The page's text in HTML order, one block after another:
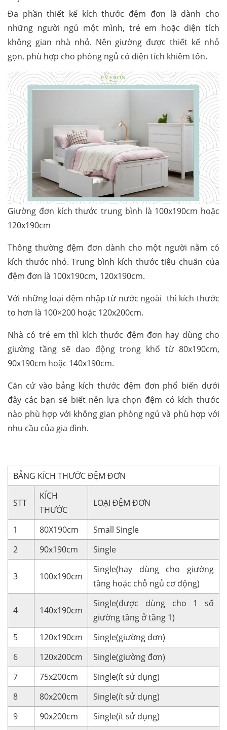
Đa phần thiết kế kích thước đệm đơn là dành cho
những người ngủ một mình, trẻ em hoặc diện tích
không gian nhà nhỏ. Nên giường được thiết kế nhỏ
gọn, phù hợp cho phòng ngủ có diện tích khiêm tốn.
Giường đơn kích thước trung bình là 100x190cm hoặc
120x190cm
Thông thường đệm đơn dành cho một người nằm có
kích thước nhỏ. Trung bình kích thước tiêu chuẩn của
đệm đơn là 100x190cm, 120x190cm.
Với những loại đệm nhập từ nước ngoài thì kích thước
to hơn là 100×200 hoặc 120x200cm.
Nhà có trẻ em thì kích thước đệm đơn hay dùng cho
giường tầng sẽ dao động trong khổ từ 80x190cm,
90x190cm hoặc 140x190cm.
Căn cứ vào bảng kích thước đệm đơn phổ biến dưới
đây các bạn sẽ biết nên lựa chọn đệm có kích thước
nào phù hợp với không gian phòng ngủ và phù hợp với
nhu cầu của gia đình.
BẢNG KÍCH THƯỚC ĐỆM ĐƠN
STT
KÍCH
THƯỚC
LOẠI ĐỆM ĐƠN
1 80X190cm
Small Single
2
90x190cm Single
3 100x190cm
Single(hay dùng cho giường
tầng hoặc chỗ ngủ cơ động)
4 140x190cm
Single(được dùng cho 1 số
giường tầng ở tầng 1)
5
120x190cm
Single(giường đơn)
6
120x200cm
Single(giường đơn)
7
75x200cm
Single(ít sử dụng)
8
80x200cm
Single(ít sử dụng)
9
90x200cm
Single(ít sử dụng)